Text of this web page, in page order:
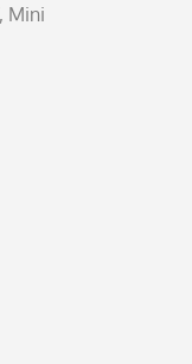
Mini